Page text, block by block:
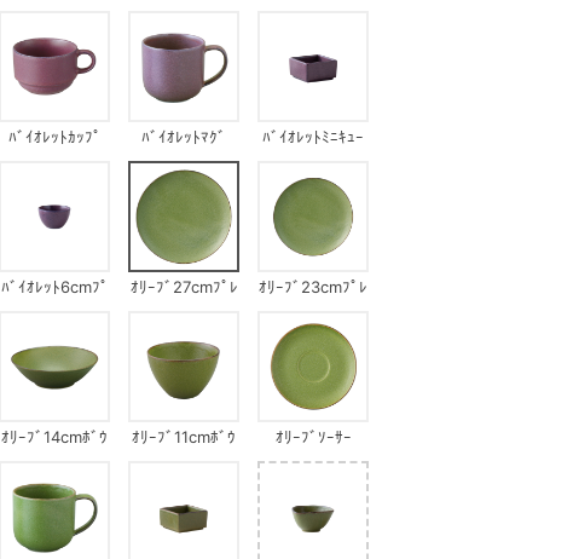
ﾊﾞｲｵﾚｯﾄｶｯﾌﾟ ﾊﾞｲｵﾚｯﾄﾏｸﾞ
ﾊﾞｲｵﾚｯﾄﾐﾆｷｭｰ
ﾊﾞｲｵﾚｯﾄ6cmﾌﾟ
ｵﾘｰﾌﾞ27cmﾌﾟﾚ
ｵﾘｰﾌﾞ23cmﾌﾟﾚ
ｵﾘｰﾌﾞ14cmﾎﾞｳ
ｵﾘｰﾌﾞ11cmﾎﾞｳ
ｵﾘｰﾌﾞｿｰｻｰ